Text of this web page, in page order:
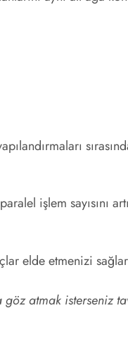
işlem sayısını
elde etmenizi
atmak isterseniz